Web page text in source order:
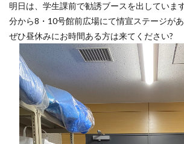
明日は、学生課前で勧誘ブースを出していま
分から8・10号館前広場にて情宣ステージが
ぜひ昼休みにお時間ある方は来てください?